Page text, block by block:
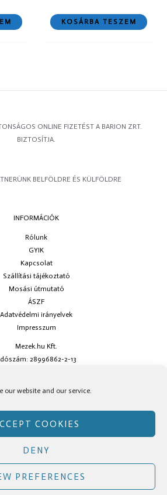
our website and our service.
COOKIES
DENY
PREFERENCES
KOSÁRBA TESZEM
ONLINE FIZETÉST A BARION ZRT.
BIZTOSÍTJA.
BELFÖLDRE ÉS KÜLFÖLDRE
INFORMÁCIÓK
Rólunk
GYIK
Kapcsolat
Szállítási tájékoztató
Mosási útmutató
ÁSZF
Adatvédelmi irányelvek
Impresszum
Mezek.hu Kft.
28996862-2-13
social oldalainkon!
© Mezek.hu 2026 Mezek.hu
Instagram